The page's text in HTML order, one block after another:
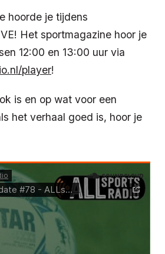
hoorde je tijdens
Het sportmagazine hoor je
12:00 en 13:00 uur via
player!
is en op wat voor een
het verhaal goed is, hoor je